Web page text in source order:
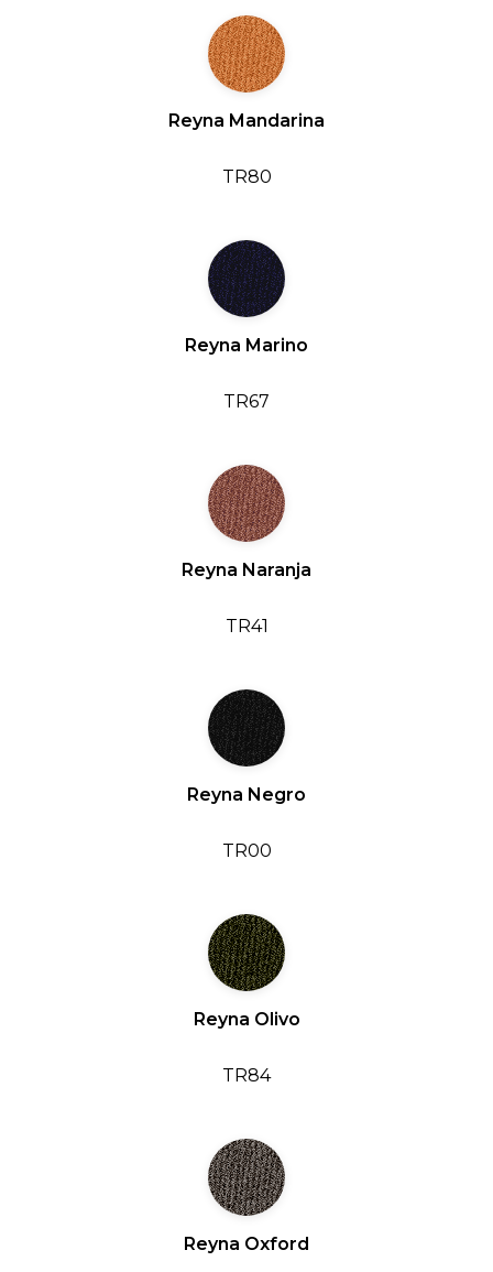
Reyna Mandarina
TR80
Reyna Marino
TR67
Reyna Naranja
TR41
Reyna Negro
TR00
Reyna Olivo
TR84
Reyna Oxford